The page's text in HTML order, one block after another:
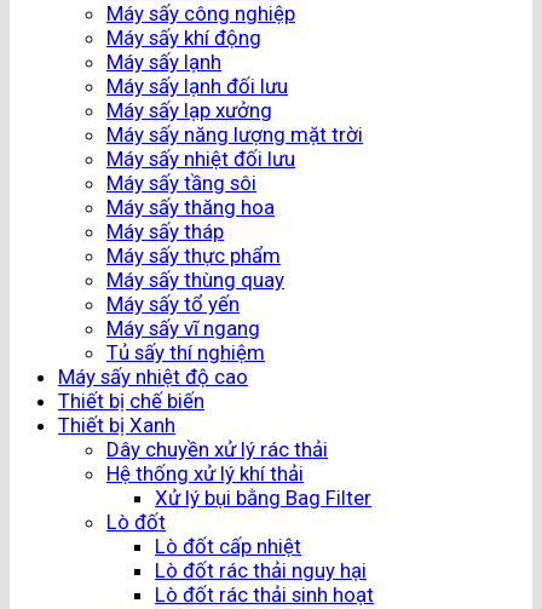
Máy sấy công nghiệp
Máy sấy khí động
Máy sấy lạnh
Máy sấy lạnh đối lưu
Máy sấy lạp xưởng
Máy sấy năng lượng mặt trời
Máy sấy nhiệt đối lưu
Máy sấy tầng sôi
Máy sấy thăng hoa
Máy sấy tháp
Máy sấy thực phẩm
Máy sấy thùng quay
Máy sấy tổ yến
Máy sấy vĩ ngang
Tủ sấy thí nghiệm
Máy sấy nhiệt độ cao
Thiết bị chế biến
Thiết bị Xanh
Dây chuyền xử lý rác thải
Hệ thống xử lý khí thải
Xử lý bụi bằng Bag Filter
Lò đốt
Lò đốt cấp nhiệt
Lò đốt rác thải nguy hại
Lò đốt rác thải sinh hoạt